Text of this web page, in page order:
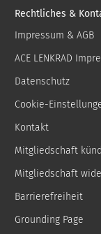
Rechtliches &
Impressum & AGB
ACE LENKRAD
Datenschutz
Cookie-
Kontakt
Mitgliedschaft
Mitgliedschaft
Barrierefreiheit
Grounding Page